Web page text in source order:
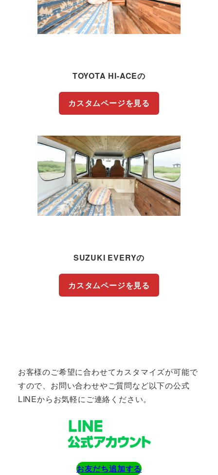
TOYOTA HI-ACEの
カスタムページを見る
SUZUKI EVERYの
カスタムページを見る
お客様のご希望に合わせてカスタマイズが可能で
すので、お問い合わせやご質問など以下の公式
LINEからお気軽にご連絡ください。
お友だち追加する